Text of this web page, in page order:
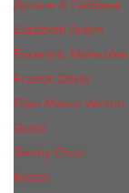
Дольче & Габбана
Elizabeth Arden
Escentric Molecules
Franck Oliver
Gian Marco Venturi
Gucci
Jimmy Choo
Kenzo